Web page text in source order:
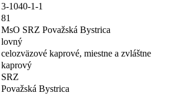
3-1040-1-1
81
MsO SRZ Považská Bystrica
lovný
celozväzové kaprové, miestne a zvláštne
kaprový
SRZ
Považská Bystrica